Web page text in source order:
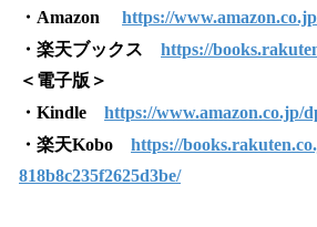
・Amazon https://
・楽天ブックス https://
＜電子版＞
・Kindle https://www.amazon.co.jp/
・楽天Kobo https://
818b8c235f2625d3be/